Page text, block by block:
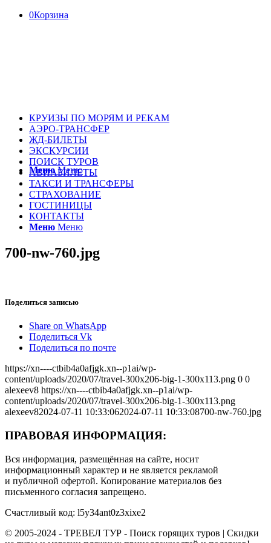
0Корзина
Меню Меню
КРУИЗЫ ПО МОРЯМ И РЕКАМ
АЭРО-ТРАНСФЕР
ЖД-БИЛЕТЫ
ЭКСКУРСИИ
ПОИСК ТУРОВ
АВИАБИЛЕТЫ
ТАКСИ И ТРАНСФЕРЫ
СТРАХОВАНИЕ
ГОСТИНИЦЫ
КОНТАКТЫ
Меню Меню
700-nw-760.jpg
Поделиться записью
Share on WhatsApp
Поделиться Vk
Поделиться по почте
https://xn----ctbib4a0afjgk.xn--p1ai/wp-
content/uploads/2020/07/travel-300x206-big-1-300x113.png 0 0
alexeev8 https://xn----ctbib4a0afjgk.xn--p1ai/wp-
content/uploads/2020/07/travel-300x206-big-1-300x113.png
alexeev82024-07-11 10:33:062024-07-11 10:33:08700-nw-760.jpg
ПРАВОВАЯ ИНФОРМАЦИЯ:
Вся информация, размещённая на сайте, носит
информационный характер и не является рекламой
и публичной офертой. Копирование материалов без
письменного согласия запрещено.
Счастливый код: l5y34ant0z3xixe2
© 2005-2024 - ТРЕВЕЛ ТУР - Поиск горящих туров | Скидки